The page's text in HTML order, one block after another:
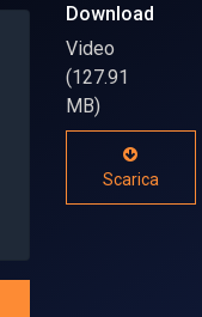
Download
Video
(127.91
MB)
Scarica